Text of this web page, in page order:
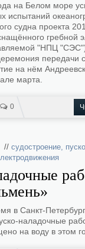
на Белом море
испытаний
судна проекта
гребной
"НПЦ
передачи
на нём
марта.
0
// судостроение,
в Санкт-
наладочные
на воду в этом